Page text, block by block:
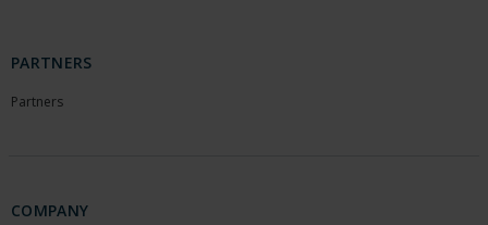
PARTNERS
Partners
COMPANY